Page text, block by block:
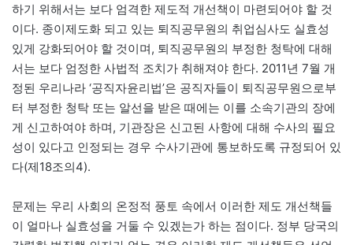
하기 위해서는 보다 엄격한 제도적 개선책이 마련되어야 할 것
이다. 종이제도화 되고 있는 퇴직공무원의 취업심사도 실효성
있게 강화되어야 할 것이며, 퇴직공무원의 부정한 청탁에 대해
서는 보다 엄정한 사법적 조치가 취해져야 한다. 2011년 7월 개
정된 우리나라 ‘공직자윤리법’은 공직자들이 퇴직공무원으로부
터 부정한 청탁 또는 알선을 받은 때에는 이를 소속기관의 장에
게 신고하여야 하며, 기관장은 신고된 사항에 대해 수사의 필요
성이 있다고 인정되는 경우 수사기관에 통보하도록 규정되어 있
다(제18조의4).
문제는 우리 사회의 온정적 풍토 속에서 이러한 제도 개선책들
이 얼마나 실효성을 거둘 수 있겠는가 하는 점이다. 정부 당국의